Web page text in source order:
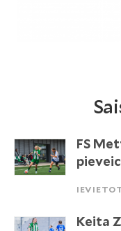
FS
Keita